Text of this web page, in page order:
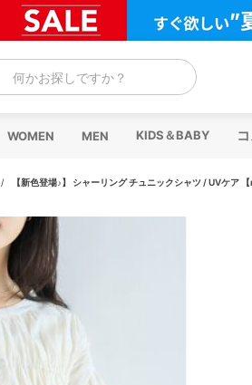
何かお探しですか？
WOMEN MEN KIDS＆BABY
/ 【新色登場♪】 シャーリング チュニックシャツ / UVケア 【